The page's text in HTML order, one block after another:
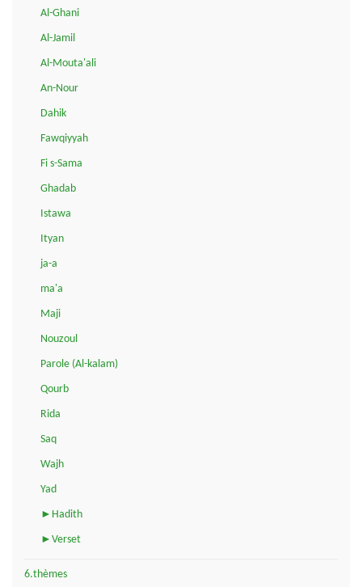
Al-Ghani
Al-Jamil
Al-Mouta'ali
An-Nour
Dahik
Fawqiyyah
Fi s-Sama
Ghadab
Istawa
Ityan
ja-a
ma'a
Maji
Nouzoul
Parole (Al-kalam)
Qourb
Rida
Saq
Wajh
Yad
►Hadith
►Verset
6.thèmes